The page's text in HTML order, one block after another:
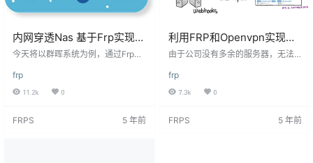
内网穿透Nas 基于Frp实现群
晖的远程访问
今天将以群晖系统为例，通过Frp，
h服务、DSM服务、移动端DS fil
e）的远程访问。 一、梳理需要映射
端口 首先梳理出公网想要访问的服
（本地默认端口：22） 自定义访问
frp
11.2k 0
FRPS 5 年前
利用FRP和Openvpn实现内
网穿透外网访问
由于公司没有多余的服务器，无法
算，首先我是采用esxi作为底层的系
统，通过web ui来进行管理控制虚
拟机，在esxi中的虚拟机采取网卡桥
能就无法访问到服务器，所以我采
frp
7.3k 0
FRPS 5 年前